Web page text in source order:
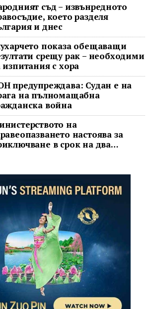
съд – извънредното
което разделя
и днес
показа обещаващи
срещу рак – необходими
изпитания с хора
предупреждава: Судан е на
на пълномащабна
война
на
настоява за
в срок на два